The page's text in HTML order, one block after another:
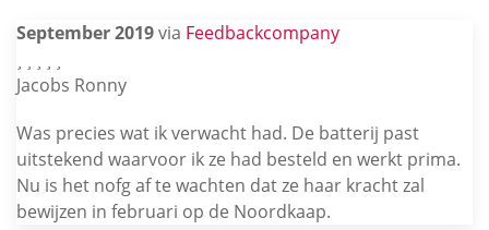
September 2019via Feedbackcompany
Jacobs Ronny
Was precies wat ik verwacht had. De batterij past
uitstekend waarvoor ik ze had besteld en werkt prima.
Nu is het nofg af te wachten dat ze haar kracht zal
bewijzen in februari op de Noordkaap.